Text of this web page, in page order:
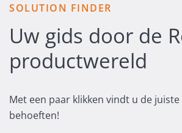
SOLUTION FINDER
Uw gids door de
productwereld
Met een paar klikken vindt u de
behoeften!